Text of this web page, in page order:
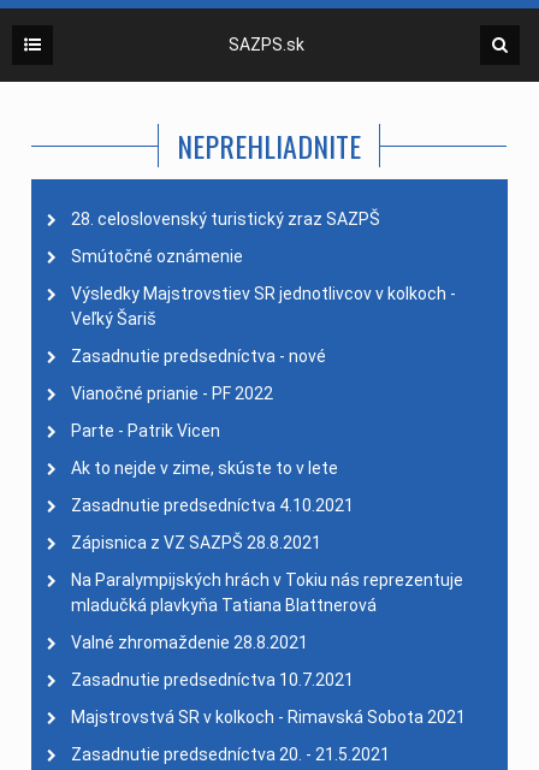
SAZPS.sk
NEPREHLIADNITE
28. celoslovenský turistický zraz SAZPŠ
Smútočné oznámenie
Výsledky Majstrovstiev SR jednotlivcov v kolkoch -
Veľký Šariš
Zasadnutie predsedníctva - nové
Vianočné prianie - PF 2022
Parte - Patrik Vicen
Ak to nejde v zime, skúste to v lete
Zasadnutie predsedníctva 4.10.2021
Zápisnica z VZ SAZPŠ 28.8.2021
Na Paralympijských hrách v Tokiu nás reprezentuje
mladučká plavkyňa Tatiana Blattnerová
Valné zhromaždenie 28.8.2021
Zasadnutie predsedníctva 10.7.2021
Majstrovstvá SR v kolkoch - Rimavská Sobota 2021
Zasadnutie predsedníctva 20. - 21.5.2021